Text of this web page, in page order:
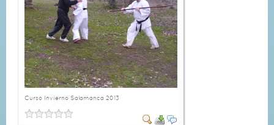
Curso Invierno Salamanca 2013